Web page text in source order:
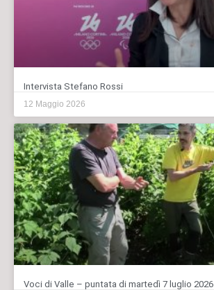
Intervista Stefano Rossi
12 Maggio 2026
Voci di Valle – puntata di martedì 7 luglio 2026